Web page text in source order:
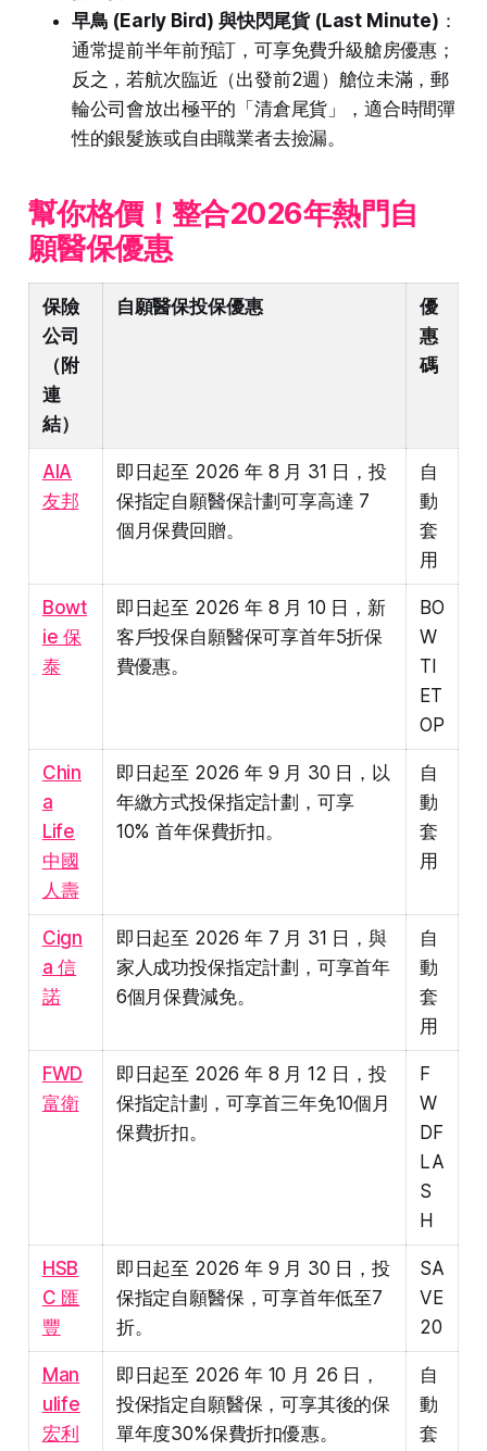
早鳥 (Early Bird) 與快閃尾貨 (Last Minute) ：
通常提前半年前預訂，可享免費升級艙房優惠；
反之，若航次臨近（出發前2週）艙位未滿，郵
輪公司會放出極平的「清倉尾貨」，適合時間彈
性的銀髮族或自由職業者去撿漏。
幫你格價！整合2026年熱門自
願醫保優惠
保險
公司
（附
連
結）
自願醫保投保優惠
優
惠
碼
AIA
友邦
即日起至 2026 年 8 月 31 日，投
保指定自願醫保計劃可享高達 7
個月保費回贈。
自
動
套
用
Bowt
ie 保
泰
即日起至 2026 年 8 月 10 日，新
客戶投保自願醫保可享首年5折保
費優惠。
BO
W
TI
ET
OP
Chin
a
Life
中國
人壽
即日起至 2026 年 9 月 30 日，以
年繳方式投保指定計劃，可享
10% 首年保費折扣。
自
動
套
用
Cign
a 信
諾
即日起至 2026 年 7 月 31 日，與
家人成功投保指定計劃，可享首年
6個月保費減免。
自
動
套
用
FWD
富衛
即日起至 2026 年 8 月 12 日，投
保指定計劃，可享首三年免10個月
保費折扣。
F
W
DF
LA
S
H
HSB
C 匯
豐
即日起至 2026 年 9 月 30 日，投
保指定自願醫保，可享首年低至7
折。
SA
VE
20
Man
ulife
宏利
即日起至 2026 年 10 月 26 日，
投保指定自願醫保，可享其後的保
單年度30%保費折扣優惠。
自
動
套